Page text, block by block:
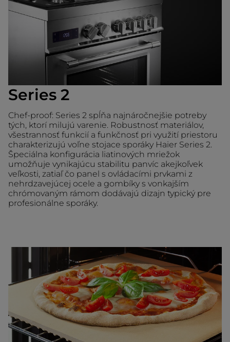
Series 2
Chef-proof: Series 2 spĺňa najnáročnejšie potreby
tých, ktorí milujú varenie. Robustnosť materiálov,
všestrannosť funkcií a funkčnosť pri využití priestoru
charakterizujú voľne stojace sporáky Haier Series 2.
Špeciálna konfigurácia liatinových mriežok
umožňuje vynikajúcu stabilitu panvíc akejkoľvek
veľkosti, zatiaľ čo panel s ovládacími prvkami z
nehrdzavejúcej ocele a gombíky s vonkajším
chrómovaným rámom dodávajú dizajn typický pre
profesionálne sporáky.